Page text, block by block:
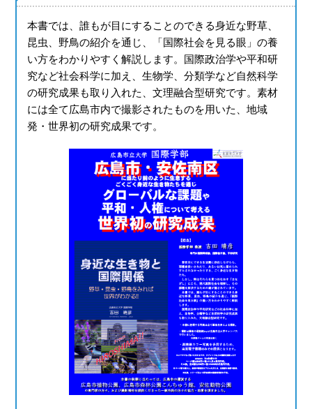
本書では、誰もが⽬にすることのできる⾝近な野草、
昆⾍、野⿃の紹介を通じ、「国際社会を⾒る眼」の養
い⽅をわかりやすく解説します。国際政治学や平和研
究など社会科学に加え、⽣物学、分類学など⾃然科学
の研究成果も取り⼊れた、⽂理融合型研究です。素材
には全て広島市内で撮影されたものを用いた、地域
発・世界初の研究成果です。